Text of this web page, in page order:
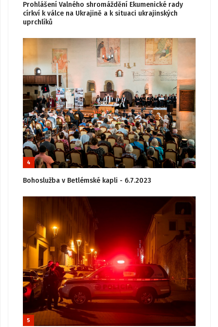
Prohlášení Valného shromáždění Ekumenické rady
církví k válce na Ukrajině a k situaci ukrajinských
uprchlíků
4
Bohoslužba v Betlémské kapli - 6.7.2023
5